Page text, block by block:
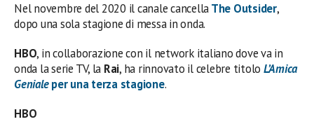
Nel novembre del 2020 il canale cancellaThe Outsider,
dopo una sola stagione di messa in onda.
HBO, in collaborazione con il network italiano dove va in
onda la serie TV, la Rai, ha rinnovato il celebre titolo L’Amica
Genialeper una terza stagione.
HBO